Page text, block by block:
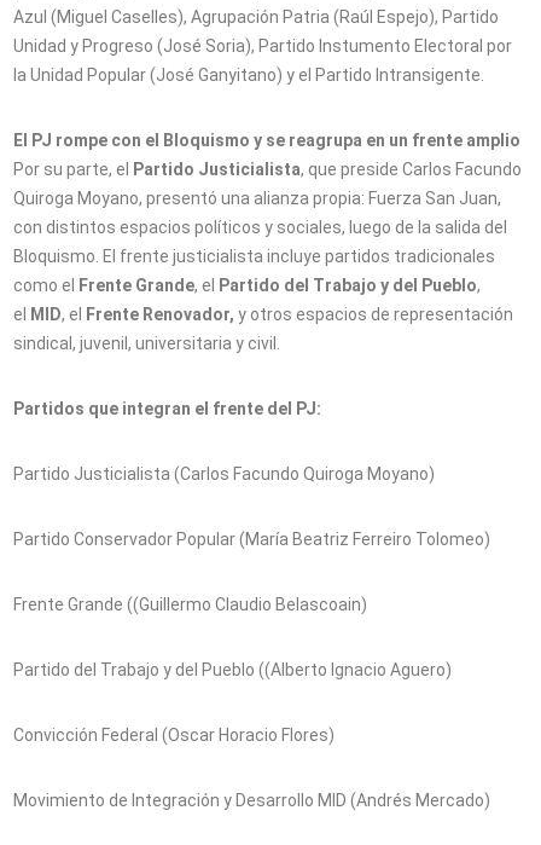
Azul (Miguel Caselles), Agrupación Patria (Raúl Espejo), Partido
Unidad y Progreso (José Soria), Partido Instumento Electoral por
la Unidad Popular (José Ganyitano) y el Partido Intransigente.
El PJ rompe con el Bloquismo y se reagrupa en un frente amplio
Por su parte, el
Partido Justicialista, que preside Carlos Facundo
Quiroga Moyano, presentó una alianza propia: Fuerza San Juan,
con distintos espacios políticos y sociales, luego de la salida del
Bloquismo. El frente justicialista incluye partidos tradicionales
como el
Frente Grande, el Partido del Trabajo y del Pueblo,
el
MID, el Frente Renovador, y otros espacios de representación
sindical, juvenil, universitaria y civil.
Partidos que integran el frente del PJ:
Partido Justicialista (Carlos Facundo Quiroga Moyano)
Partido Conservador Popular (María Beatriz Ferreiro Tolomeo)
Frente Grande ((Guillermo Claudio Belascoain)
Partido del Trabajo y del Pueblo ((Alberto Ignacio Aguero)
Convicción Federal (Oscar Horacio Flores)
Movimiento de Integración y Desarrollo MID (Andrés Mercado)